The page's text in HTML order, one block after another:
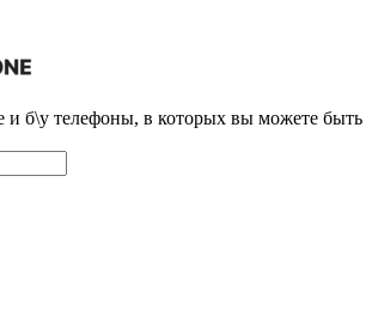
б\у телефоны, в которых вы можете быть